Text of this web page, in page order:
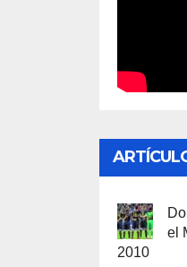
el
2010